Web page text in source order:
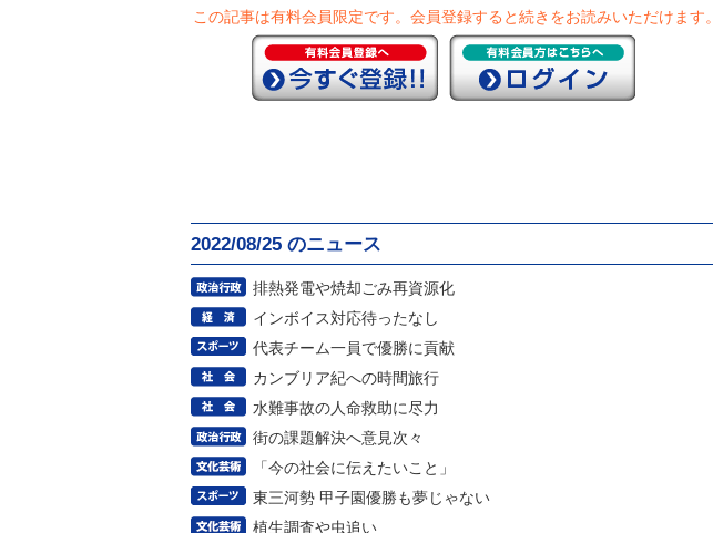
この記事は有料会員限定です。 会員登録すると続きをお読みいただけます。
2022/08/25 のニュース
排熱発電や焼却ごみ再資源化
インボイス対応待ったなし
代表チーム一員で優勝に貢献
カンブリア紀への時間旅行
水難事故の人命救助に尽力
街の課題解決へ意見次々
「今の社会に伝えたいこと」
東三河勢 甲子園優勝も夢じゃない
植生調査や虫追い